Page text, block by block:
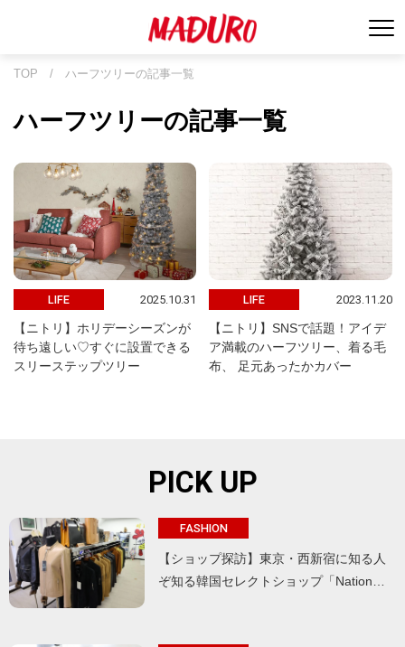
TOP / ハーフツリーの記事一覧
ハーフツリーの記事一覧
LIFE 2025.10.31
【ニトリ】ホリデーシーズンが
待ち遠しい♡すぐに設置できる
スリーステップツリー
LIFE 2023.11.20
【ニトリ】SNSで話題！アイデ
ア満載のハーフツリー、着る毛
布、 足元あったかカバー
PICK UP
FASHION
【ショップ探訪】東京・西新宿に知る人
ぞ知る韓国セレクトショップ「Nation…